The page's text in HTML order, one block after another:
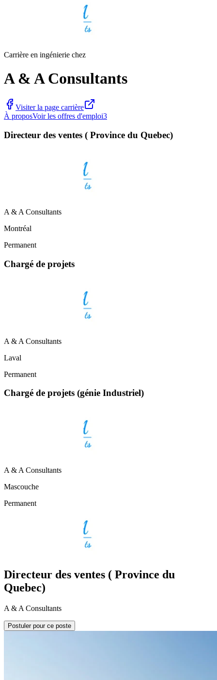
Carrière en ingénierie chez
A & A Consultants
Visiter la page carrière
À proposVoir les offres d'emploi3
Directeur des ventes ( Province du Quebec)
A & A Consultants
Montréal
Permanent
Chargé de projets
A & A Consultants
Laval
Permanent
Chargé de projets (génie Industriel)
A & A Consultants
Mascouche
Permanent
Directeur des ventes ( Province du
Quebec)
A & A Consultants
Postuler pour ce poste